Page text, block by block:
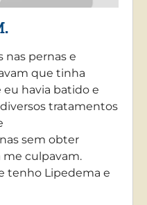
pernas e
que tinha
havia batido e
tratamentos
sem obter
me culpavam.
tenho Lipedema e